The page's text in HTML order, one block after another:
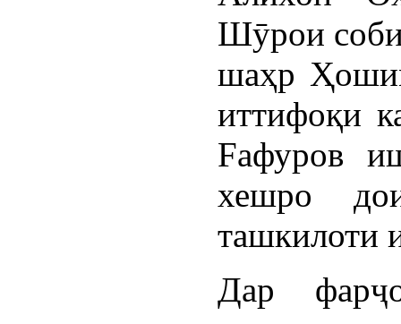
Шӯрои
шаҳр
иттифоқи
Fафуров
хешро
ташкилоти
Дар